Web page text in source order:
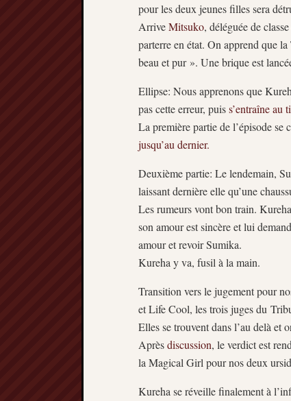
pour les deux jeunes filles sera
ArriveMitsuko, déléguée de
parterre en état. On apprend que
beau et pur ». Une brique est
Ellipse: Nous apprenons que
pas cette erreur, puiss’entraîne au
La première partie de l’épisode
jusqu’au dernier.
Deuxième partie: Le lendemain,
laissant dernière elle qu’une
Les rumeurs vont bon train.
son amour est sincère et lui
amour et revoir Sumika.
Kureha y va, fusil à la main.
Transition vers le jugement pour
et Life Cool, les trois juges du
Elles se trouvent dans l’au delà et
Aprèsdiscussion, le verdict est
la Magical Girl pour nos deux
Kureha se réveille finalement à